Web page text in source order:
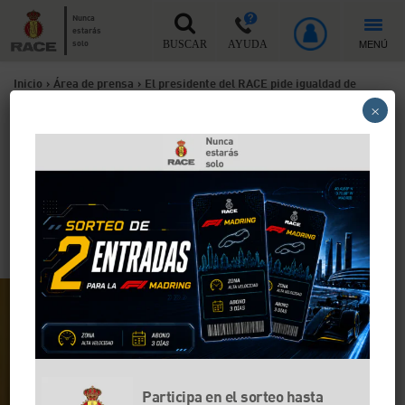
Nunca
estarás
solo
BUSCAR AYUDA MENÚ
Inicio > Área de prensa > El presidente del RACE pide igualdad de
El presidente del RACE pide
igualdad de derechos y
obligaciones para todos los
usuarios de la vía
Participa en el sorteo hasta
×